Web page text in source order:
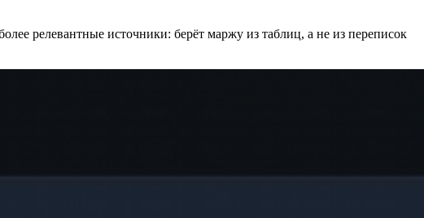
релевантные источники: берёт маржу из таблиц, а не из переписок